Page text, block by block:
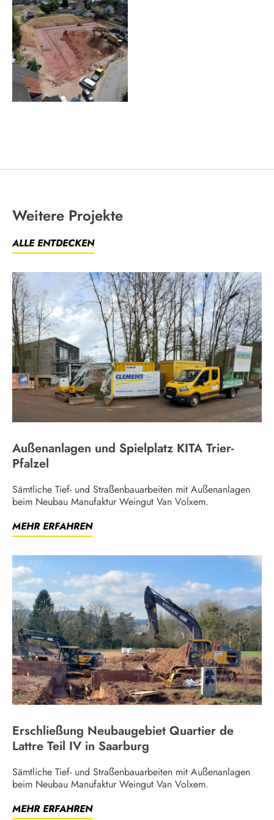
Weitere Projekte
ALLE ENTDECKEN
Außenanlagen und Spielplatz KITA Trier-
Pfalzel
Sämtliche Tief- und Straßenbauarbeiten mit Außenanlagen
beim Neubau Manufaktur Weingut Van Volxem.
MEHR ERFAHREN
Erschließung Neubaugebiet Quartier de
Lattre Teil IV in Saarburg
Sämtliche Tief- und Straßenbauarbeiten mit Außenanlagen
beim Neubau Manufaktur Weingut Van Volxem.
MEHR ERFAHREN